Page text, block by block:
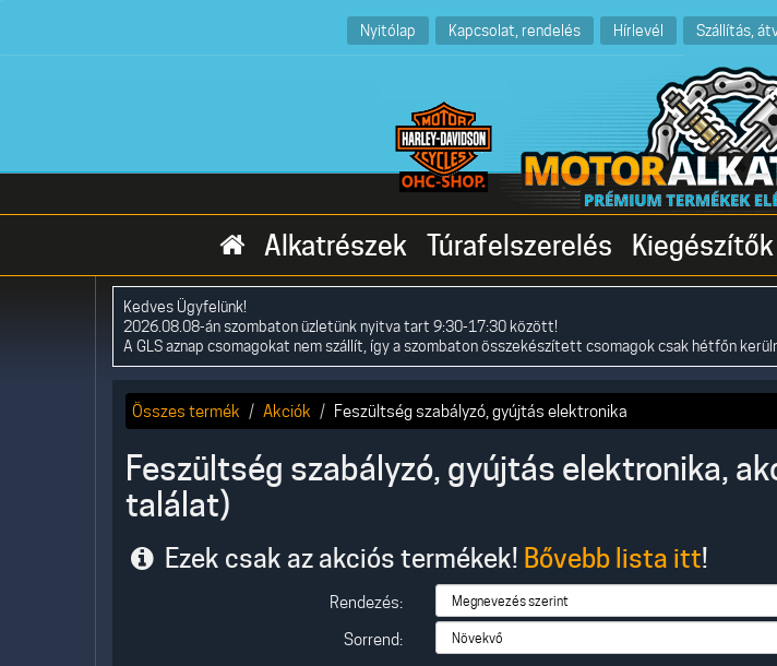
Nyitólap Kapcsolat, rendelés Hírlevél Szállítás,
Alkatrészek Túrafelszerelés Kiegészítők
Kedves Ügyfelünk!
2026.08.08-án szombaton üzletünk nyitva tart 9:30-17:30 között!
A GLS aznap csomagokat nem szállít, így a szombaton összekészített csomagok csak hétfőn
Összes termék Akciók Feszültség szabályzó, gyújtás elektronika
Feszültség szabályzó, gyújtás elektronika,
találat)
Ezek csak az akciós termékek! Bővebb lista itt!
Rendezés:
Sorrend: